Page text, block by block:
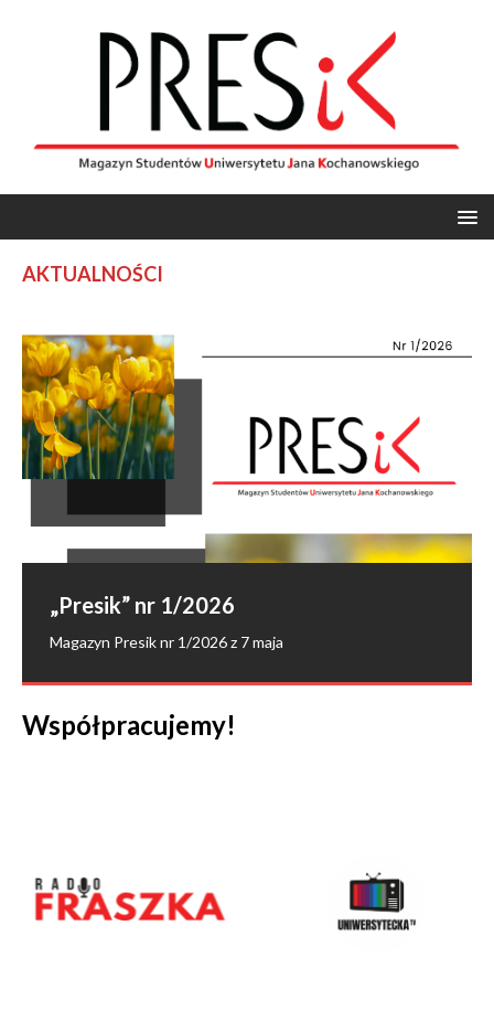
AKTUALNOŚCI
„Presik” nr 1/2026
Magazyn Presik nr 1/2026 z 7 maja
„Presik” nr 6-7/2025
Magazyn Presik nr 6-7/2025 z 10 pażdziernika
„Presik” nr 5/2025
Magazyn Presik nr 5/2025 z 10 sierpnia
Współpracujemy!